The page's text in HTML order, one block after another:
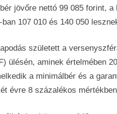
jövőre nettó 99 085 forint,
107 010 és 140 050
született a
ülésén, aminek értelmében
a minimálbér és a
évre 8 százalékos